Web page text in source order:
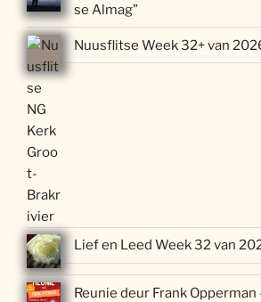
se Almag”
Nuusflitse Week 32+ van
Lief en Leed Week 32 van
Reunie deur Frank